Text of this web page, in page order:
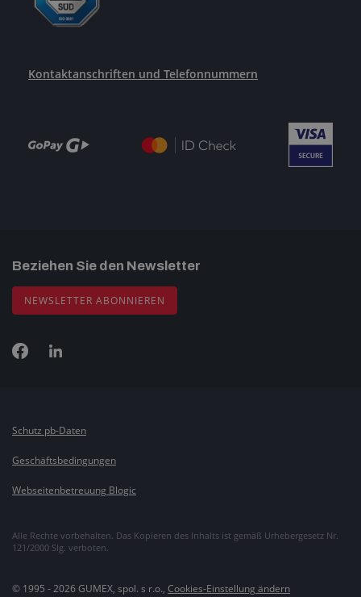
Kontaktanschriften und Telefonnummern
Beziehen Sie den Newsletter
NEWSLETTER ABONNIEREN
Alle Rechte vorbehalten. Das Kopieren des Inhalts ist gemäß Urhebergesetz Nr.
121/2000 Slg. verboten.
Schutz pb-Daten
Geschäftsbedingungen
Webseitenbetreuung Blogic
© 1995 - 2026 GUMEX, spol. s r.o., Cookies-Einstellung ändern